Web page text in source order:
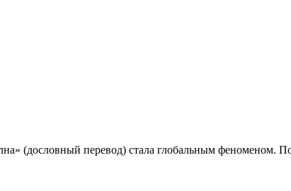
(дословный перевод) стала глобальным феноменом.